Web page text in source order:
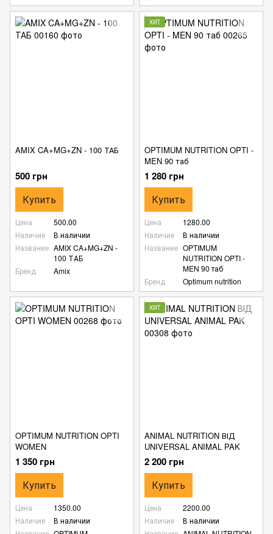
AMIX CA+MG+ZN - 100 ТАБ
500 грн
Купить
Цена
500.00
Наличие
В наличии
Название AMIX CA+MG+ZN -
100 ТАБ
Бренд
Amix
ХИТ
OPTIMUM NUTRITION OPTI -
MEN 90 таб
1 280 грн
Купить
Цена
1280.00
Наличие
В наличии
Название OPTIMUM
NUTRITION OPTI -
MEN 90 таб
Бренд
Optimum nutrition
OPTIMUM NUTRITION OPTI
WOMEN
1 350 грн
Купить
Цена
1350.00
Наличие
В наличии
ХИТ
ANIMAL NUTRITION ВІД
UNIVERSAL ANIMAL PAK
2 200 грн
Купить
Цена
2200.00
Наличие
В наличии